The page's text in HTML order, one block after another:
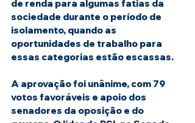
de renda para algumas fatias da
sociedade durante o período de
isolamento, quando as
oportunidades de trabalho para
essas categorias estão escassas.
A aprovação foi unânime, com 79
votos favoráveis e apoio dos
senadores da oposição e do